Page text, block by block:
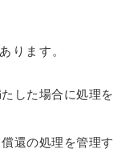
ります。
した場合に処理を
還の処理を管理す